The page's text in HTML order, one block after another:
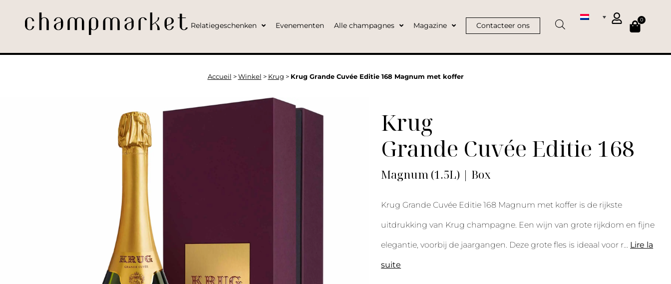
Relatiegeschenken Evenementen Alle champagnes Magazine Contacteer ons
0
Accueil > Winkel > Krug > Krug Grande Cuvée Editie 168 Magnum met koffer
Krug
Grande Cuvée Editie 168
Magnum (1.5L) | Box
Krug Grande Cuvée Editie 168 Magnum met koffer is de rijkste
uitdrukking van Krug champagne. Een wijn van grote rijkdom en fijne
elegantie, voorbij de jaargangen. Deze grote fles is ideaal voor r Lire la
suite